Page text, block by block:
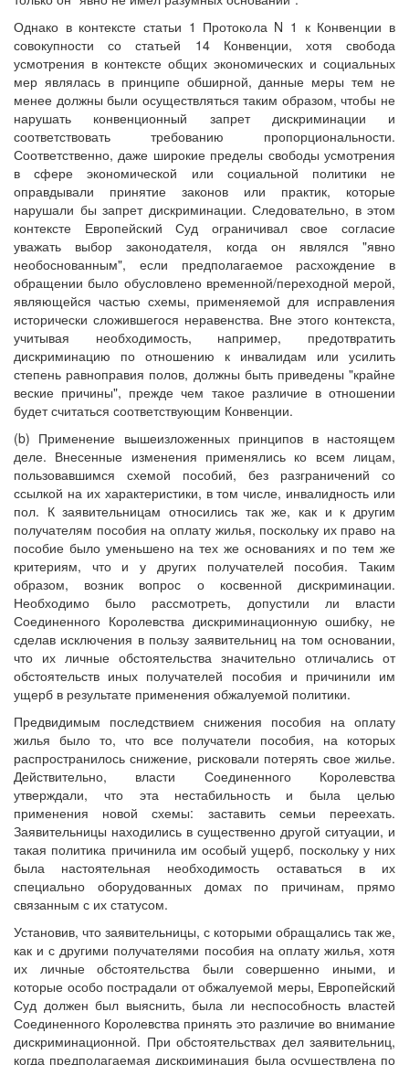
Однако в контексте статьи 1 Протокола N 1 к Конвенции в
совокупности со статьей 14 Конвенции, хотя свобода
усмотрения в контексте общих экономических и социальных
мер являлась в принципе обширной, данные меры тем не
менее должны были осуществляться таким образом, чтобы не
нарушать конвенционный запрет дискриминации и
соответствовать требованию пропорциональности.
Соответственно, даже широкие пределы свободы усмотрения
в сфере экономической или социальной политики не
оправдывали принятие законов или практик, которые
нарушали бы запрет дискриминации. Следовательно, в этом
контексте Европейский Суд ограничивал свое согласие
уважать выбор законодателя, когда он являлся "явно
необоснованным", если предполагаемое расхождение в
обращении было обусловлено временной/переходной мерой,
являющейся частью схемы, применяемой для исправления
исторически сложившегося неравенства. Вне этого контекста,
учитывая необходимость, например, предотвратить
дискриминацию по отношению к инвалидам или усилить
степень равноправия полов, должны быть приведены "крайне
веские причины", прежде чем такое различие в отношении
будет считаться соответствующим Конвенции.
(b) Применение вышеизложенных принципов в настоящем
деле. Внесенные изменения применялись ко всем лицам,
пользовавшимся схемой пособий, без разграничений со
ссылкой на их характеристики, в том числе, инвалидность или
пол. К заявительницам относились так же, как и к другим
получателям пособия на оплату жилья, поскольку их право на
пособие было уменьшено на тех же основаниях и по тем же
критериям, что и у других получателей пособия. Таким
образом, возник вопрос о косвенной дискриминации.
Необходимо было рассмотреть, допустили ли власти
Соединенного Королевства дискриминационную ошибку, не
сделав исключения в пользу заявительниц на том основании,
что их личные обстоятельства значительно отличались от
обстоятельств иных получателей пособия и причинили им
ущерб в результате применения обжалуемой политики.
Предвидимым последствием снижения пособия на оплату
жилья было то, что все получатели пособия, на которых
распространилось снижение, рисковали потерять свое жилье.
Действительно, власти Соединенного Королевства
утверждали, что эта нестабильность и была целью
применения новой схемы: заставить семьи переехать.
Заявительницы находились в существенно другой ситуации, и
такая политика причинила им особый ущерб, поскольку у них
была настоятельная необходимость оставаться в их
специально оборудованных домах по причинам, прямо
связанным с их статусом.
Установив, что заявительницы, с которыми обращались так же,
как и с другими получателями пособия на оплату жилья, хотя
их личные обстоятельства были совершенно иными, и
которые особо пострадали от обжалуемой меры, Европейский
Суд должен был выяснить, была ли неспособность властей
Соединенного Королевства принять это различие во внимание
дискриминационной. При обстоятельствах дел заявительниц,
когда предполагаемая дискриминация была осуществлена по